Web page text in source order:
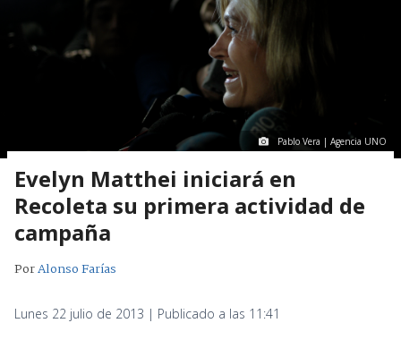
Pablo Vera | Agencia UNO
Evelyn Matthei iniciará en
Recoleta su primera actividad de
campaña
PorAlonso Farías
Lunes 22 julio de 2013 | Publicado a las 11:41